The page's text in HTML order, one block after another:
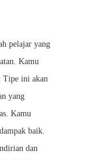
pelajar yang
Kamu
Tipe ini akan
yang
Kamu
baik.
dan